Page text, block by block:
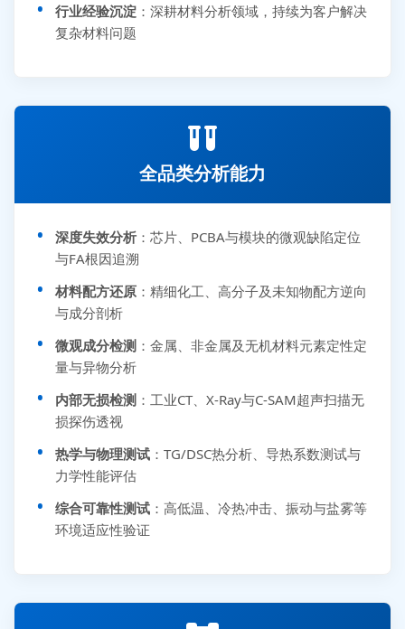
行业经验沉淀 ：深耕材料分析领域，持续为客户解决
复杂材料问题
全品类分析能力
深度失效分析 ：芯片、PCBA与模块的微观缺陷定位
与FA根因追溯
材料配方还原 ：精细化工、高分子及未知物配方逆向
与成分剖析
微观成分检测 ：金属、非金属及无机材料元素定性定
量与异物分析
内部无损检测 ：工业CT、X-Ray与C-SAM超声扫描无
损探伤透视
热学与物理测试 ：TG/DSC热分析、导热系数测试与
力学性能评估
综合可靠性测试 ：高低温、冷热冲击、振动与盐雾等
环境适应性验证